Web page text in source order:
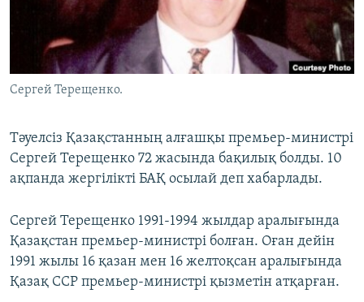
ЖАЗЫЛЫҢЫЗ
Басқа тілдерде
Сергей Терещенко.
Тәуелсіз Қазақстанның алғашқы премьер-министрі
Сергей Терещенко 72 жасында бақилық болды. 10
ақпанда жергілікті БАҚ осылай деп хабарлады.
Сергей Терещенко 1991-1994 жылдар аралығында
Қазақстан премьер-министрі болған. Оған дейін
1991 жылы 16 қазан мен 16 желтоқсан аралығында
Қазақ ССР премьер-министрі қызметін атқарған.